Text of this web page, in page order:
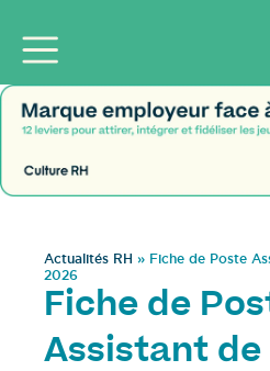
Actualités RH » Fiche de Poste
2026
Fiche de
Assistant de